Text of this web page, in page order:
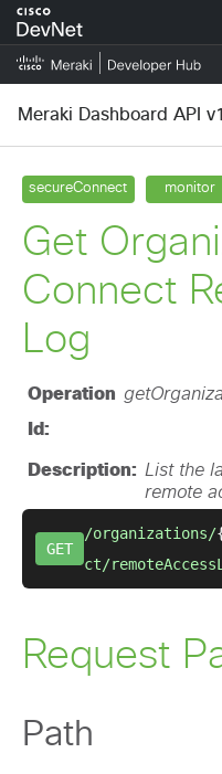
Meraki Dashboard API v1